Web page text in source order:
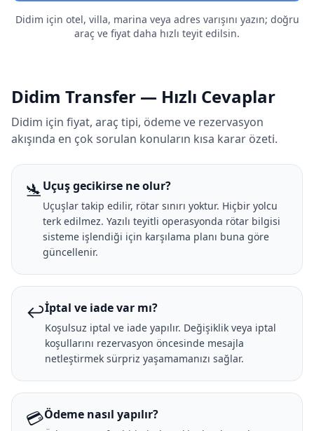
Didim için otel, villa, marina veya adres varışını yazın; doğru
araç ve fiyat daha hızlı teyit edilsin.
Didim Transfer — Hızlı Cevaplar
Didim için fiyat, araç tipi, ödeme ve rezervasyon
akışında en çok sorulan konuların kısa karar özeti.
🛬Uçuş gecikirse ne olur?
Uçuşlar takip edilir, rötar sınırı yoktur. Hiçbir yolcu
terk edilmez. Yazılı teyitli operasyonda rötar bilgisi
sisteme işlendiği için karşılama planı buna göre
güncellenir.
↩️İptal ve iade var mı?
Koşulsuz iptal ve iade yapılır. Değişiklik veya iptal
koşullarını rezervasyon öncesinde mesajla
netleştirmek sürpriz yaşamamanızı sağlar.
💳Ödeme nasıl yapılır?